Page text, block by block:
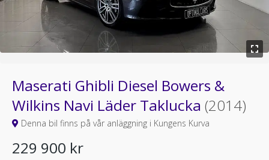
Maserati Ghibli Diesel Bowers &
Wilkins Navi Läder Taklucka (2014)
Denna bil finns på vår anläggning i Kungens Kurva
229 900 kr